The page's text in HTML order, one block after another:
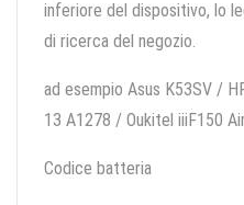
inferiore del dispositivo, lo
di ricerca del negozio.
ad esempio Asus K53SV /
13 A1278 / Oukitel iiiF150
Codice batteria